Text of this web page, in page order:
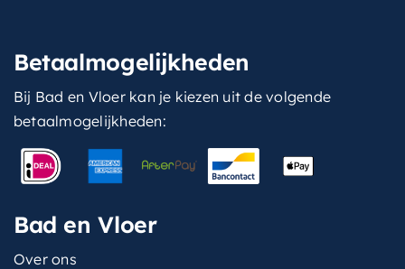
Betaalmogelijkheden
Bij Bad en Vloer kan je kiezen uit de volgende
betaalmogelijkheden:
Bad en Vloer
Over ons